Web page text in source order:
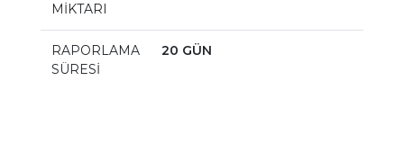
MİKTARI
RAPORLAMA
SÜRESİ
20 GÜN